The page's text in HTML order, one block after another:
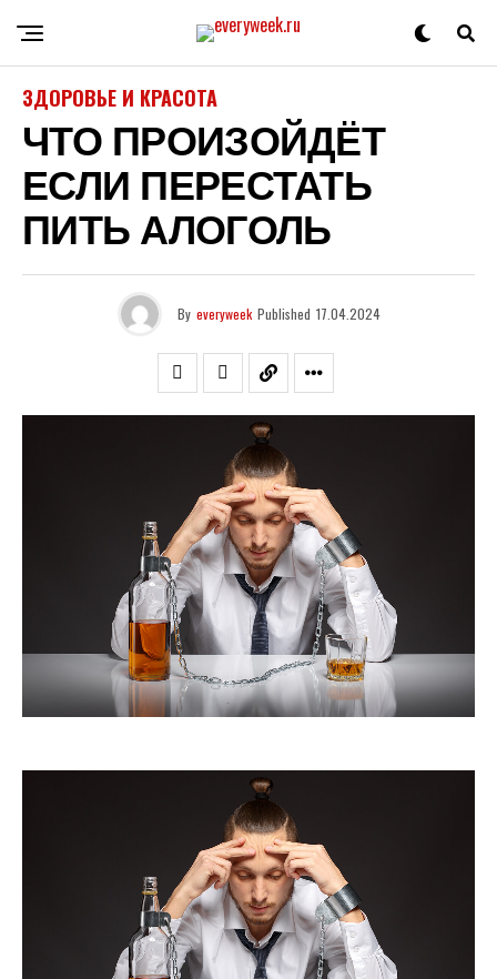
ЗДОРОВЬЕ И КРАСОТА
ЧТО ПРОИЗОЙДЁТ
ЕСЛИ ПЕРЕСТАТЬ
ПИТЬ АЛОГОЛЬ
By everyweek Published 17.04.2024